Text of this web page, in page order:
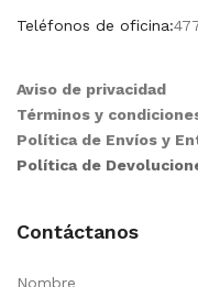
Teléfonos de oficina:
Aviso de privacidad
Términos y
Política de Envíos y
Política de
Contáctanos
Nombre